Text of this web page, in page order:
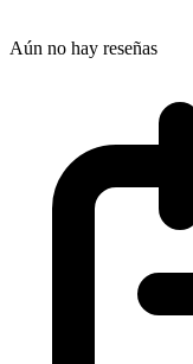
Aún no hay reseñas